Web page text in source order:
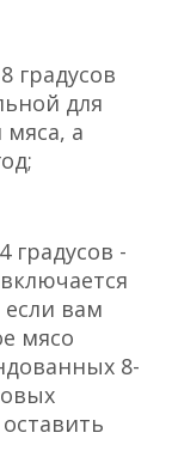
градусов
для
а
градусов -
вам
мясо
8-